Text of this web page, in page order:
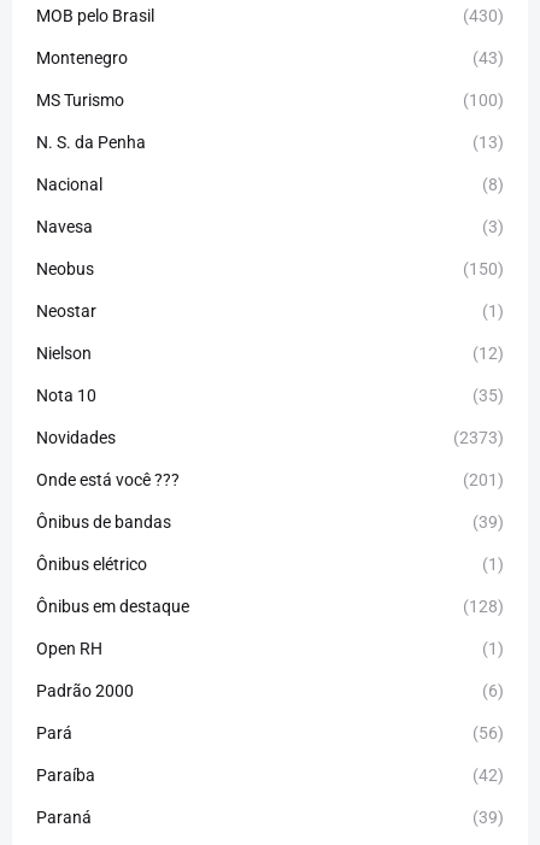
MOB pelo Brasil (430)
Montenegro (43)
MS Turismo (100)
N. S. da Penha (13)
Nacional (8)
Navesa (3)
Neobus (150)
Neostar (1)
Nielson (12)
Nota 10 (35)
Novidades (2373)
Onde está você ??? (201)
Ônibus de bandas (39)
Ônibus elétrico (1)
Ônibus em destaque (128)
Open RH (1)
Padrão 2000 (6)
Pará (56)
Paraíba (42)
Paraná (39)